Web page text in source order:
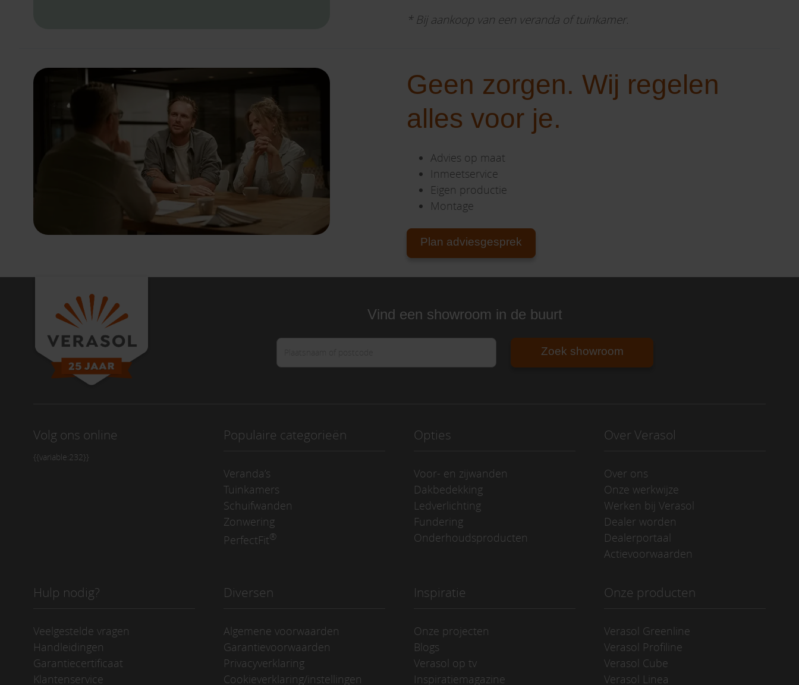
* Bij aankoop van een veranda of tuinkamer.
Geen zorgen. Wij regelen
alles voor je.
Advies op maat
Inmeetservice
Eigen productie
Montage
Plan adviesgesprek
Vind een showroom in de buurt
Zoek showroom
Volg ons online
{{variable:232}}
Hulp nodig?
Veelgestelde vragen
Handleidingen
Garantiecertificaat
Klantenservice
Populaire categorieën
Veranda’s
Tuinkamers
Schuifwanden
Zonwering
PerfectFit®
Onze producten
Verasol Greenline
Verasol Profiline
Verasol Cube
Verasol Linea
Opties
Voor- en zijwanden
Dakbedekking
Ledverlichting
Fundering
Onderhoudsproducten
Inspiratie
Onze projecten
Blogs
Verasol op tv
Inspiratiemagazine
Over Verasol
Over ons
Onze werkwijze
Werken bij Verasol
Dealer worden
Dealerportaal
Actievoorwaarden
Diversen
Algemene voorwaarden
Garantievoorwaarden
Privacyverklaring
Cookieverklaring/instellingen